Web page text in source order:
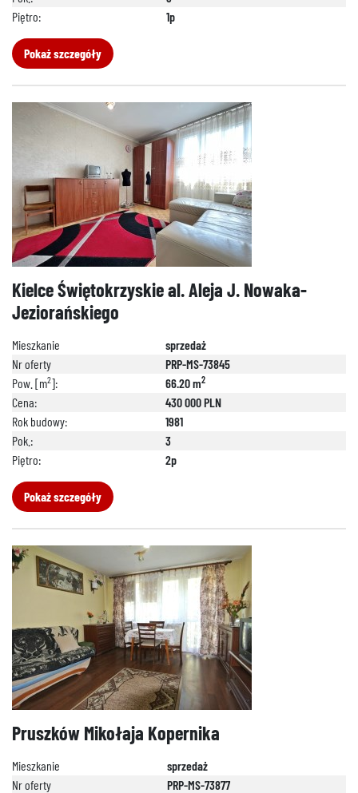
Piętro:
1p
Pokaż szczegóły
Kielce Świętokrzyskie al. Aleja J. Nowaka-
Jeziorańskiego
Mieszkanie
sprzedaż
Nr oferty
PRP-MS-73845
Pow. [m2]: 66.20 m2
Cena:
430 000 PLN
Rok budowy:
1981
Pok.:
3
Piętro:
2p
Pokaż szczegóły
Pruszków Mikołaja Kopernika
Mieszkanie
sprzedaż
Nr oferty
PRP-MS-73877